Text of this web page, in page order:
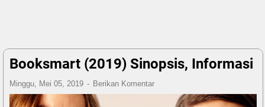
Booksmart (2019) Sinopsis, Informasi
Minggu, Mei 05, 2019 Berikan Komentar